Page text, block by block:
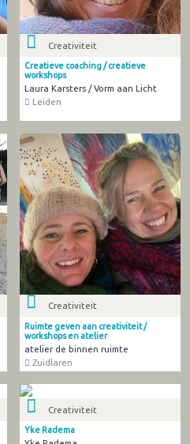
Creativiteit
Creatieve coaching / creatieve
workshops
Laura Karsters / Vorm aan Licht
Leiden
Creativiteit
Ruimte geven aan creativiteit /
workshops en atelier
atelier de binnen ruimte
Zuidlaren
Creativiteit
Yke Radema